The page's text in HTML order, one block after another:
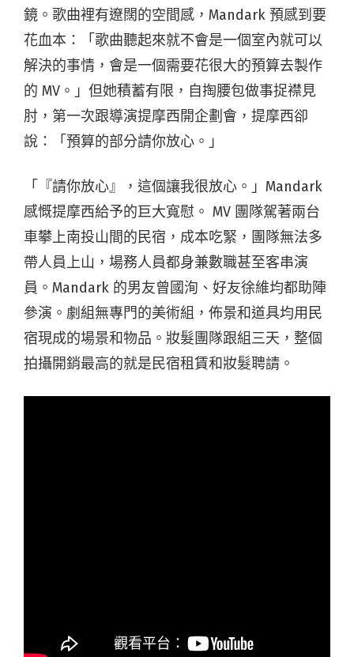
鏡。歌曲裡有遼闊的空間感，Mandark 預感到要
花血本：「歌曲聽起來就不會是一個室內就可以
解決的事情，會是一個需要花很大的預算去製作
的 MV。」但她積蓄有限，自掏腰包做事捉襟見
肘，第一次跟導演提摩西開企劃會，提摩西卻
說：「預算的部分請你放心。」
「『請你放心』，這個讓我很放心。」Mandark
感慨提摩西給予的巨大寬慰。 MV 團隊駕著兩台
車攀上南投山間的民宿，成本吃緊，團隊無法多
帶人員上山，場務人員都身兼數職甚至客串演
員。Mandark 的男友曾國洵、好友徐維均都助陣
參演。劇組無專門的美術組，佈景和道具均用民
宿現成的場景和物品。妝髮團隊跟組三天，整個
拍攝開銷最高的就是民宿租賃和妝髮聘請。